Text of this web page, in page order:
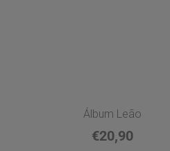
Álbum Leão
€20,90